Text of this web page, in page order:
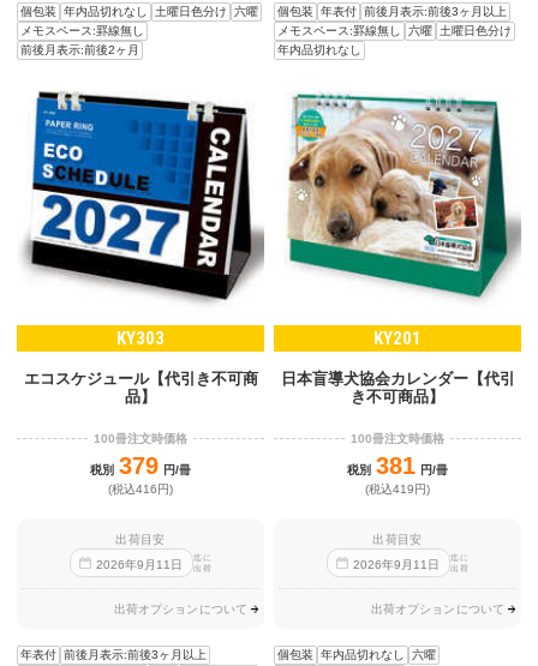
個包装 年内品切れなし 土曜日色分け
六曜
メモスペース:罫線無し
前後月表示:前後2ヶ月
個包装 年表付 前後月表示:前後3ヶ月以上
メモスペース:罫線無し
六曜
土曜日色分け
年内品切れなし
KY303
エコスケジュール【代引き不可商
品】
100冊注文時価格
税別 379 円/冊
(税込416円)
出荷目安
2026年9 月 11 日
迄に
出荷
出荷オプションについて
年表付 前後月表示:前後3ヶ月以上
KY201
日本盲導犬協会カレンダー【代引
き不可商品】
100冊注文時価格
税別 381 円/冊
(税込419円)
出荷目安
2026年9 月 11 日
迄に
出荷
出荷オプションについて
個包装 年内品切れなし
六曜